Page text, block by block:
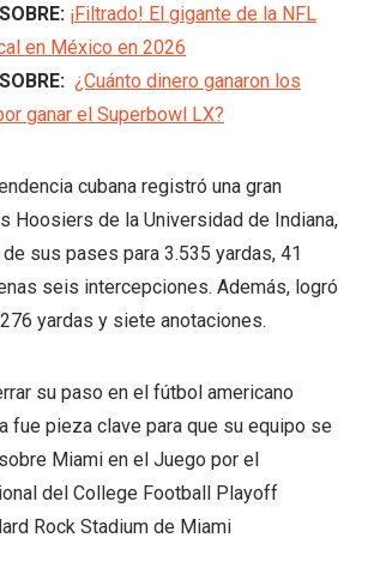
¡Filtrado! El gigante de la NFL
en México en 2026
¿Cuánto dinero ganaron los
ganar el Superbowl LX?
cubana registró una gran
Hoosiers de la Universidad de Indiana,
sus pases para 3.535 yardas, 41
seis intercepciones. Además, logró
yardas y siete anotaciones.
su paso en el fútbol americano
fue pieza clave para que su equipo se
Miami en el Juego por el
del College Football Playoff
Rock Stadium de Miami